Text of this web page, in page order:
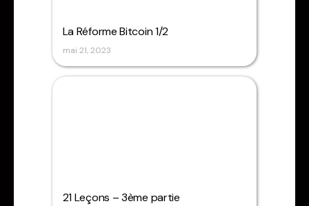
La Réforme Bitcoin 1/2
mai 21, 2023
21 Leçons – 3ème partie